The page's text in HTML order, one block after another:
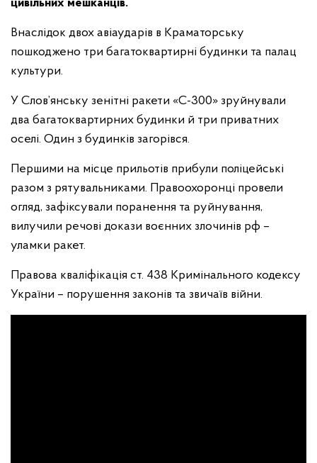
цивільних мешканців.
Внаслідок двох авіаударів в Краматорську
пошкоджено три багатоквартирні будинки та палац
культури.
У Слов’янську зенітні ракети «С-300» зруйнували
два багатоквартирних будинки й три приватних
оселі. Один з будинків загорівся.
Першими на місце прильотів прибули поліцейські
разом з рятувальниками. Правоохоронці провели
огляд, зафіксували поранення та руйнування,
вилучили речові докази воєнних злочинів рф –
уламки ракет.
Правова кваліфікація ст. 438 Кримінального кодексу
України – порушення законів та звичаїв війни.